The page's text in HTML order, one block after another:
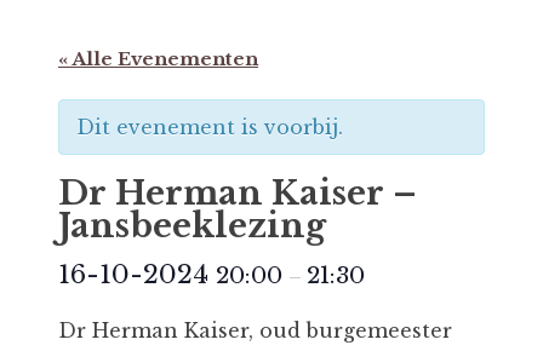
« Alle Evenementen
Dit evenement is voorbij.
Dr Herman Kaiser –
Jansbeeklezing
16-10-2024 20:00 – 21:30
Dr Herman Kaiser, oud burgemeester